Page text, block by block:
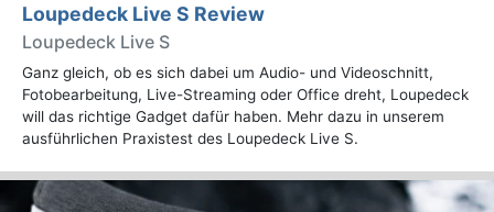
Loupedeck Live S Review
Loupedeck Live S
Ganz gleich, ob es sich dabei um Audio- und Videoschnitt,
Fotobearbeitung, Live-Streaming oder Office dreht, Loupedeck
will das richtige Gadget dafür haben. Mehr dazu in unserem
ausführlichen Praxistest des Loupedeck Live S.